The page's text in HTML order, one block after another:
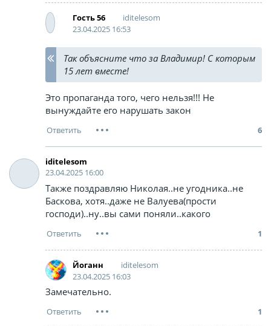
Гость 56
iditelesom
23.04.2025 16:53
Так объясните что за Владимир! С которым
15 лет вместе!
Это пропаганда того, чего нельзя!!! Не
вынуждайте его нарушать закон
6
iditelesom
23.04.2025 16:00
Также поздравляю Николая..не угодника..не
Баскова, хотя..даже не Валуева(прости
господи)..ну..вы сами поняли..какого
1
Йоганн
iditelesom
23.04.2025 16:03
Замечательно.
1